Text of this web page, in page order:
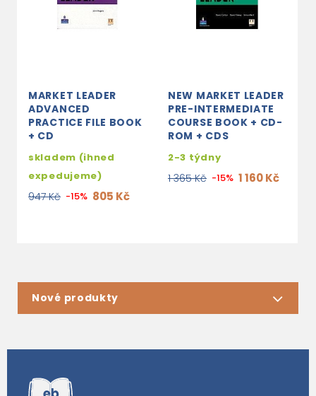
MARKET LEADER
ADVANCED
PRACTICE FILE BOOK
+ CD
skladem (ihned
expedujeme)
947 Kč -15% 805 Kč
NEW MARKET LEADER
PRE-INTERMEDIATE
COURSE BOOK + CD-
ROM + CDS
2-3 týdny
1 365 Kč -15% 1 160 Kč
Nové produkty